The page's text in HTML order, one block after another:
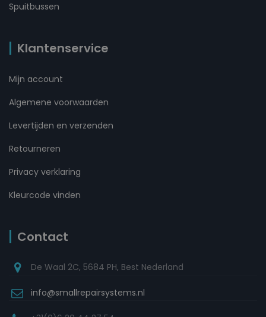
Spuitbussen
Klantenservice
Mijn account
Algemene voorwaarden
Levertijden en verzenden
Retourneren
Privacy verklaring
Kleurcode vinden
Contact
De Waal 2C, 5684 PH, Best Nederland
info@smallrepairsystems.nl